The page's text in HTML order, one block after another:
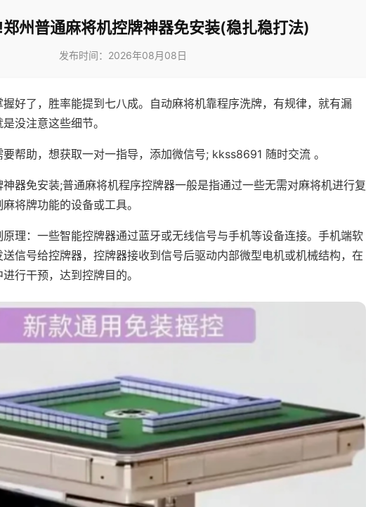
州普通麻将机控牌神器免安装(稳扎稳打法)
发布时间：2026年08月08日
好了，胜率能提到七八成。自动麻将机靠程序洗牌，有规律，就有漏
没注意这些细节。
帮助，想获取一对一指导，添加微信号; kkss8691 随时交流 。
器免安装;普通麻将机程序控牌器一般是指通过一些无需对麻将机进行复
将牌功能的设备或工具。
理：一些智能控牌器通过蓝牙或无线信号与手机等设备连接。手机端软
信号给控牌器，控牌器接收到信号后驱动内部微型电机或机械结构，在
行干预，达到控牌目的。